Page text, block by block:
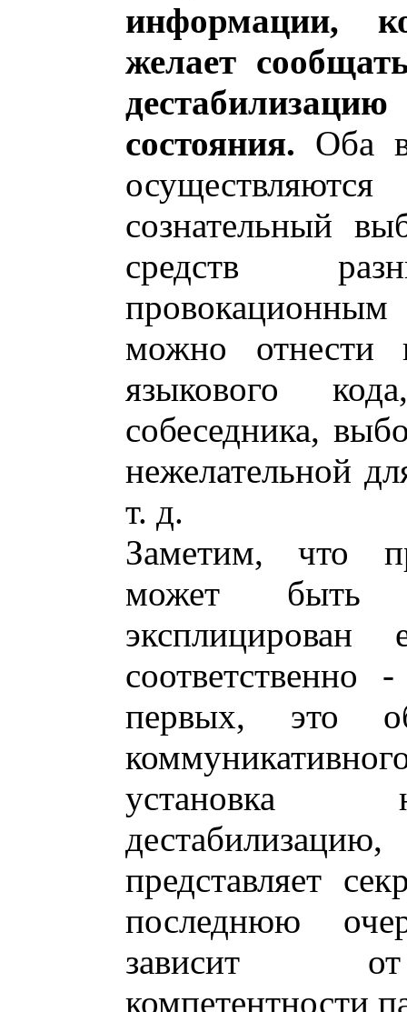
информации,
желает
состояния. Оба
сознательный
средств
можно отнести
языкового
собеседника,
нежелательной
т. д.
Заметим, что
может быть
соответственно
первых, это
установка
представляет
последнюю
зависит от
компетентности